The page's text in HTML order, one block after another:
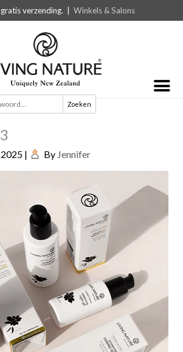
gratis verzending. |Winkels & Salons
| By Jennifer